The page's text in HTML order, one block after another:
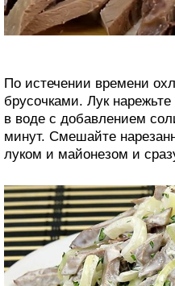
По истечении времени
брусочками. Лук
в воде с добавлением
минут. Смешайте
луком и майонезом и